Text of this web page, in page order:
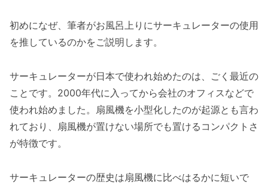
初めになぜ、筆者がお風呂上りにサーキュレーターの使用
を推しているのかをご説明します。
サーキュレーターが日本で使われ始めたのは、ごく最近の
ことです。2000年代に入ってから会社のオフィスなどで
使われ始めました。扇風機を小型化したのが起源とも言わ
れており、扇風機が置けない場所でも置けるコンパクトさ
が特徴です。
サーキュレーターの歴史は扇風機に比べはるかに短いで